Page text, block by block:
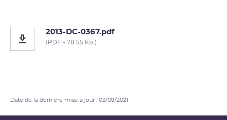
2013-DC-0367.pdf
(PDF - 78.55 Ko )
Date de la dernière mise à jour : 03/09/2021